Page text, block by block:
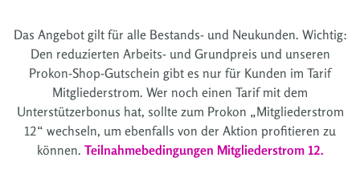
Das Angebot gilt für alle Bestands- und Neukunden. Wichtig:
Den reduzierten Arbeits- und Grundpreis und unseren
Prokon-Shop-Gutschein gibt es nur für Kunden im Tarif
Mitgliederstrom. Wer noch einen Tarif mit dem
Unterstützerbonus hat, sollte zum Prokon „Mitgliederstrom
12“ wechseln, um ebenfalls von der Aktion profitieren zu
können. Teilnahmebedingungen Mitgliederstrom 12.